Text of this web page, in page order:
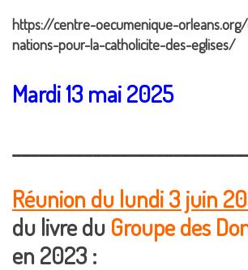
https://centre-oecumenique-
nations-pour-la-catholicite-des-eglises/
Mardi 13 mai 2025
Réunion du lundi 3 juin
du livre du Groupe des
en 2023 :